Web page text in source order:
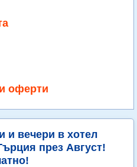
оферти
и вечери в хотел
през Август!